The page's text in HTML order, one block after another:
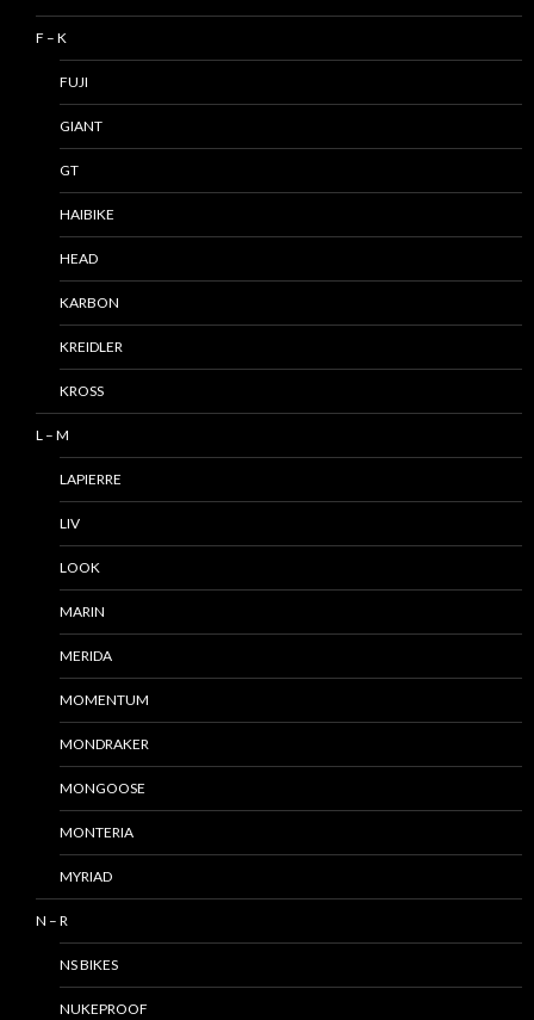
F – K
FUJI
GIANT
GT
HAIBIKE
HEAD
KARBON
KREIDLER
KROSS
L – M
LAPIERRE
LIV
LOOK
MARIN
MERIDA
MOMENTUM
MONDRAKER
MONGOOSE
MONTERIA
MYRIAD
N – R
NS BIKES
NUKEPROOF